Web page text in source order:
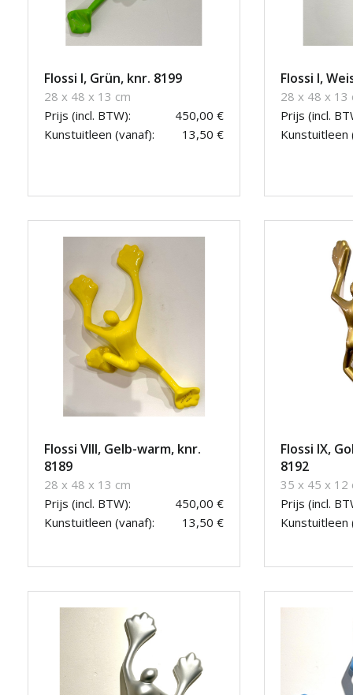
Flossi I, Grün, knr. 8199
28 x 48 x 13 cm
Prijs (incl. BTW):
450,00 €
Kunstuitleen (vanaf):
13,50 €
Flossi I,
28 x 48 x 13
Prijs (incl.
Kunstuitleen
Flossi VIII, Gelb-warm, knr.
8189
28 x 48 x 13 cm
Prijs (incl. BTW):
450,00 €
Kunstuitleen (vanaf):
13,50 €
Flossi IX,
8192
35 x 45 x 12
Prijs (incl.
Kunstuitleen